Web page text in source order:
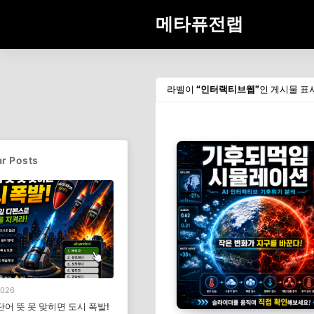
메타퓨전랩
라벨이 인터랙티브웹 인 게시물 표
Posts
어 뜻 못 맞히면 도시 폭발!